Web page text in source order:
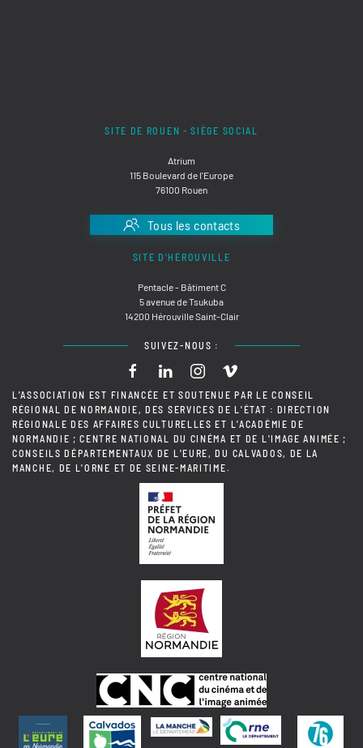
SITE DE ROUEN - SIÈGE SOCIAL
Atrium
115 Boulevard de l'Europe
76100 Rouen
Tous les contacts
SITE D'HÉROUVILLE
Pentacle - Bâtiment C
5 avenue de Tsukuba
14200 Hérouville Saint-Clair
SUIVEZ-NOUS :
L'ASSOCIATION EST FINANCÉE ET SOUTENUE PAR LE CONSEIL
RÉGIONAL DE NORMANDIE, DES SERVICES DE L'ÉTAT : DIRECTION
RÉGIONALE DES AFFAIRES CULTURELLES ET L'ACADÉMIE DE
NORMANDIE ; CENTRE NATIONAL DU CINÉMA ET DE L'IMAGE ANIMÉE ;
CONSEILS DÉPARTEMENTAUX DE L'EURE, DU CALVADOS, DE LA
MANCHE, DE L'ORNE ET DE SEINE-MARITIME.